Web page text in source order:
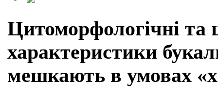
Цитоморфологічні та
характеристики
мешкають в умовах